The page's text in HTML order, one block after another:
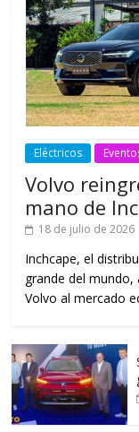
Eléctricos
Volvo
mano de
18 de julio de 2026
Inchcape, el
grande del mundo,
Volvo al mercado